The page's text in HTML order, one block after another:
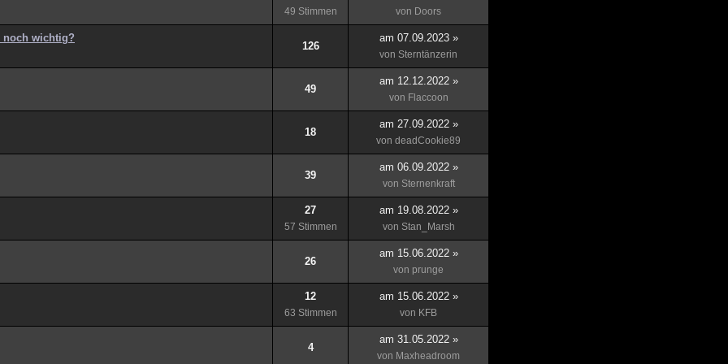
49 Stimmen von Doors
noch wichtig?
126
am 07.09.2023 »
von Sterntänzerin
49
am 12.12.2022 »
von Flaccoon
18
am 27.09.2022 »
von deadCookie89
39
am 06.09.2022 »
von Sternenkraft
27
57 Stimmen
am 19.08.2022 »
von Stan_Marsh
26
am 15.06.2022 »
von prunge
12
63 Stimmen
am 15.06.2022 »
von KFB
4
am 31.05.2022 »
von Maxheadroom